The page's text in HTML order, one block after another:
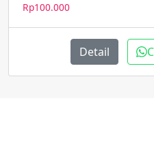
Rp100.000
Detail